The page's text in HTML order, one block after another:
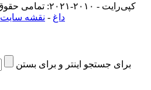
© کپی‌رایت - ۲۰۱۰-۲۰۲۱: تمامی حقوق محفوظ است.
داغ - نقشه سایت
برای جستجو اینتر و برای بستن